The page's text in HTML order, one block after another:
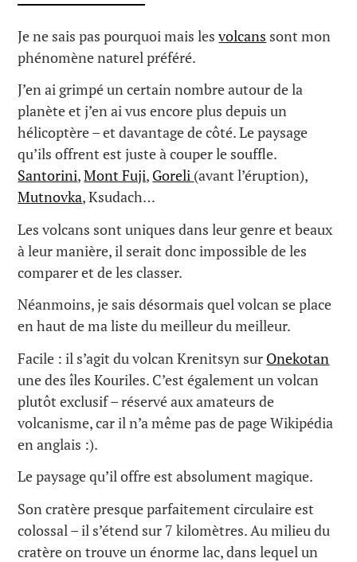
Je ne sais pas pourquoi mais lesvolcans sont mon
phénomène naturel préféré.
J’en ai grimpé un certain nombre autour de la
planète et j’en ai vus encore plus depuis un
hélicoptère – et davantage de côté. Le paysage
qu’ils offrent est juste à couper le souffle.
Santorini,Mont Fuji, Goreli (avant l’éruption),
Mutnovka, Ksudach…
Les volcans sont uniques dans leur genre et beaux
à leur manière, il serait donc impossible de les
comparer et de les classer.
Néanmoins, je sais désormais quel volcan se place
en haut de ma liste du meilleur du meilleur.
Facile : il s’agit du volcan Krenitsyn sur Onekotan
une des îles Kouriles. C’est également un volcan
plutôt exclusif – réservé aux amateurs de
volcanisme, car il n’a même pas de page Wikipédia
en anglais :).
Le paysage qu’il offre est absolument magique.
Son cratère presque parfaitement circulaire est
colossal – il s’étend sur 7 kilomètres. Au milieu du
cratère on trouve un énorme lac, dans lequel un